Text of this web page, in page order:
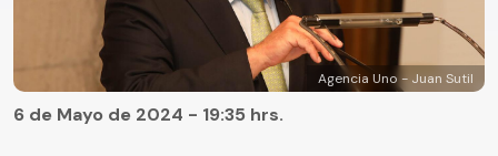
Agencia Uno - Juan Sutil
6 de Mayo de 2024 - 19:35 hrs.